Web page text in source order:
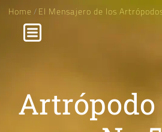
Home/El Mensajero de los
Artrópodo